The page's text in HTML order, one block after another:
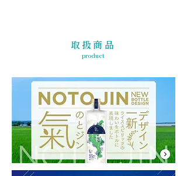
取扱商品
product